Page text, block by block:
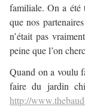
familiale. On a été
que nos
n’était pas
peine que l’on
Quand on a voulu
faire du jardin
http://